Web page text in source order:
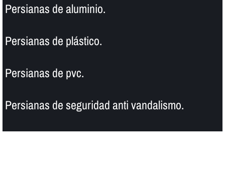
Persianas de aluminio.
Persianas de plástico.
Persianas de pvc.
Persianas de seguridad anti vandalismo.